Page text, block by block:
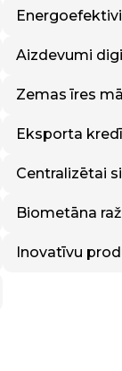
Aizdevumi
Zemas īres
Eksporta
Centralizētai
Biometāna
Inovatīvu